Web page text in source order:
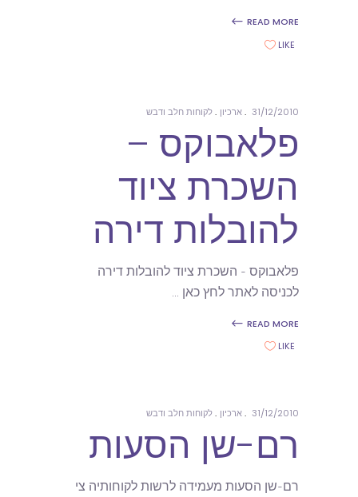
READ MORE
LIKE
31/12/2010 ארכיון לקוחות חלב ודבש
פלאבוקס –
השכרת ציוד
להובלות דירה
פלאבוקס - השכרת ציוד להובלות דירה
לכניסה לאתר לחץ כאן
READ MORE
LIKE
31/12/2010 ארכיון לקוחות חלב ודבש
רם-שן הסעות
רם-שן הסעות מעמידה לרשות לקוחותיה צי